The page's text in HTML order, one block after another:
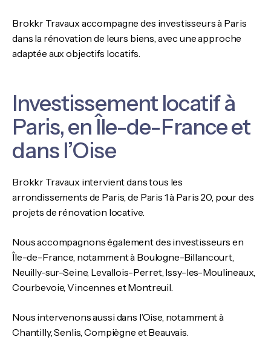
Brokkr Travaux accompagne des investisseurs à Paris
dans la rénovation de leurs biens, avec une approche
adaptée aux objectifs locatifs.
Investissement locatif à
Paris, en Île-de-France et
dans l’Oise
Brokkr Travaux intervient dans tous les
arrondissements de Paris, de Paris 1 à Paris 20, pour des
projets de rénovation locative.
Nous accompagnons également des investisseurs en
Île-de-France, notamment à Boulogne-Billancourt,
Neuilly-sur-Seine, Levallois-Perret, Issy-les-Moulineaux,
Courbevoie, Vincennes et Montreuil.
Nous intervenons aussi dans l’Oise, notamment à
Chantilly, Senlis, Compiègne et Beauvais.